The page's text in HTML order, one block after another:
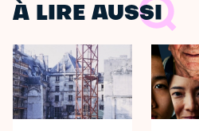
À LIRE AUSSI